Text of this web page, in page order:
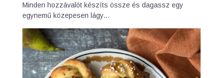
Minden hozzávalót készíts össze és dagassz egy
egynemű közepesen lágy…